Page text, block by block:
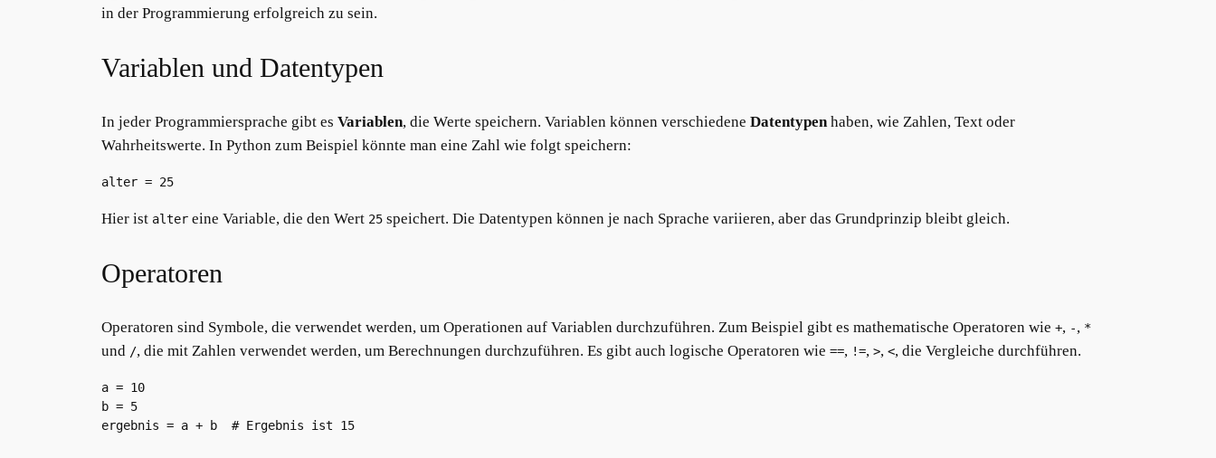
in der Programmierung erfolgreich zu sein.
Variablen und Datentypen
In jeder Programmiersprache gibt es Variablen, die Werte speichern. Variablen können verschiedene Datentypenhaben, wie Zahlen, Text oder
Wahrheitswerte. In Python zum Beispiel könnte man eine Zahl wie folgt speichern:
Hier ist alter eine Variable, die den Wert 25 speichert. Die Datentypen können je nach Sprache variieren, aber das Grundprinzip bleibt gleich.
Operatoren
Operatoren sind Symbole, die verwendet werden, um Operationen auf Variablen durchzuführen. Zum Beispiel gibt es mathematische Operatoren wie +, -, *
und /, die mit Zahlen verwendet werden, um Berechnungen durchzuführen. Es gibt auch logische Operatoren wie ==, !=, >, <, die Vergleiche durchführen.
a = 10
b = 5